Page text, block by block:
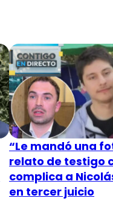
“Le mandó una
relato de testigo
complica a
en tercer juicio